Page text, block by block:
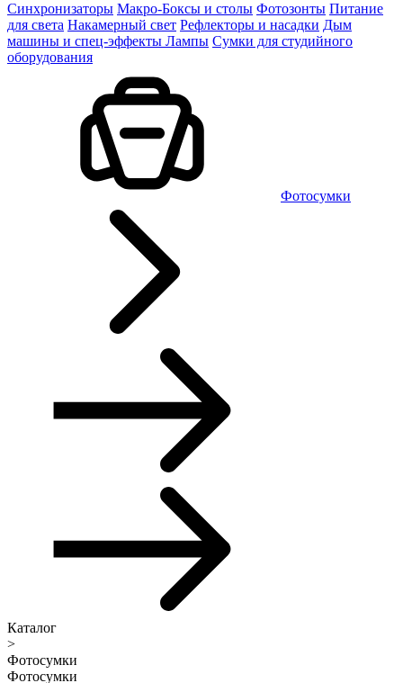
Синхронизаторы Макро-Боксы и столы Фотозонты Питание
для света Накамерный свет Рефлекторы и насадки Дым
машины и спец-эффекты Лампы Сумки для студийного
оборудования
Фотосумки
Каталог
>
Фотосумки
Фотосумки